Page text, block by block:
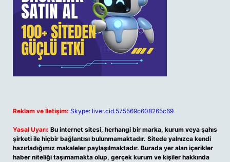
Reklam ve İletişim: Skype: live:.cid.575569c608265c69
Yasal Uyarı: Bu internet sitesi, herhangi bir marka, kurum veya şahıs
şirketi ile hiçbir bağlantısı bulunmamaktadır. Sitede yalnızca kendi
hazırladığımız makaleler paylaşılmaktadır. Burada yer alan içerikler
haber niteliği taşımamakta olup, gerçek kurum ve kişiler hakkında